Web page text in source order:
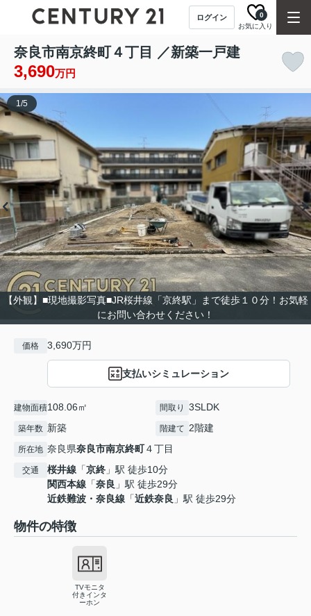
ログイン
お気に入り
0
奈良市南京終町４丁目 ／新築一戸建
3,690万円
【外観】■現地撮影写真■JR桜井線「京終駅」まで徒歩１０分！お気軽
にお問い合わせください！
1/5
価格 3,690万円
支払いシミュレーション
建物面積108.06㎡ 間取り 3SLDK
築年数 新築 階建て 2階建
所在地 奈良県奈良市南京終町４丁目
交通 桜井線 「京終 」駅 徒歩10分
関西本線 「奈良 」駅 徒歩29分
近鉄難波・奈良線 「近鉄奈良 」駅 徒歩29分
物件の特徴
TVモニタ
付きインタ
ーホン